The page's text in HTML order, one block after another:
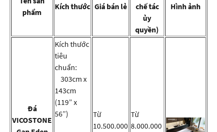
phẩm
Kích thước Giá bán lẻ
chế tác
ủy
quyền)
Hình ảnh
Đá
VICOSTONE
Kích thước
tiêu
chuẩn:
303cm x
143cm
(119” x
56”)
Từ
10.500.000
Từ
8.000.000